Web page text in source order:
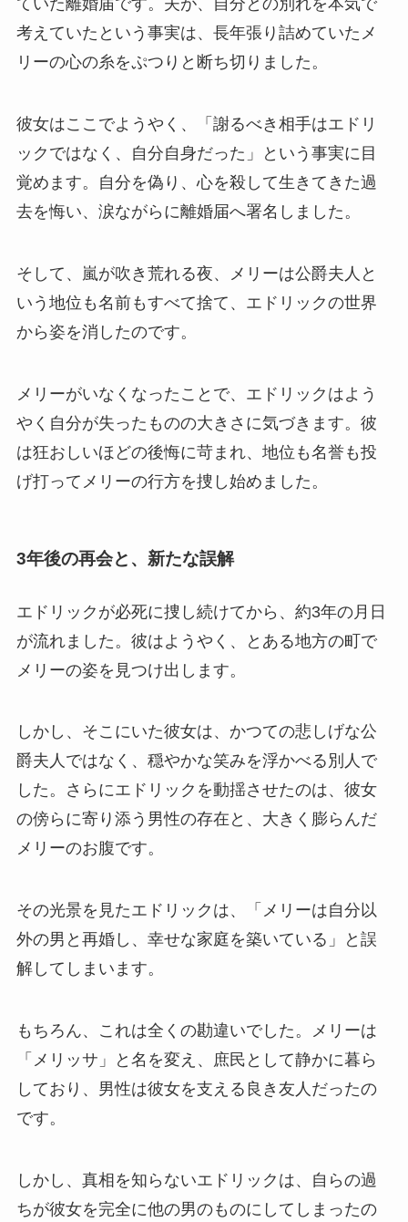
ていた離婚届です。夫が、自分との別れを本気で
考えていたという事実は、長年張り詰めていたメ
リーの心の糸をぷつりと断ち切りました。
彼女はここでようやく、「謝るべき相手はエドリ
ックではなく、自分自身だった」という事実に目
覚めます。自分を偽り、心を殺して生きてきた過
去を悔い、涙ながらに離婚届へ署名しました。
そして、嵐が吹き荒れる夜、メリーは公爵夫人と
いう地位も名前もすべて捨て、エドリックの世界
から姿を消したのです。
メリーがいなくなったことで、エドリックはよう
やく自分が失ったものの大きさに気づきます。彼
は狂おしいほどの後悔に苛まれ、地位も名誉も投
げ打ってメリーの行方を捜し始めました。
3年後の再会と、新たな誤解
エドリックが必死に捜し続けてから、約3年の月日
が流れました。彼はようやく、とある地方の町で
メリーの姿を見つけ出します。
しかし、そこにいた彼女は、かつての悲しげな公
爵夫人ではなく、穏やかな笑みを浮かべる別人で
した。さらにエドリックを動揺させたのは、彼女
の傍らに寄り添う男性の存在と、大きく膨らんだ
メリーのお腹です。
その光景を見たエドリックは、「メリーは自分以
外の男と再婚し、幸せな家庭を築いている」と誤
解してしまいます。
もちろん、これは全くの勘違いでした。メリーは
「メリッサ」と名を変え、庶民として静かに暮ら
しており、男性は彼女を支える良き友人だったの
です。
しかし、真相を知らないエドリックは、自らの過
ちが彼女を完全に他の男のものにしてしまったの